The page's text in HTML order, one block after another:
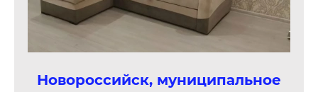
Новороссийск, муниципальное